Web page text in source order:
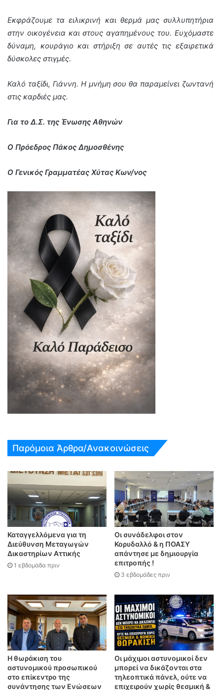
Εκφράζουμε τα ειλικρινή και θερμά μας συλλυπητήρια
στην οικογένεια και στους αγαπημένους του. Ευχόμαστε
δύναμη, κουράγιο και στήριξη σε αυτές τις εξαιρετικά
δύσκολες στιγμές.
Καλό ταξίδι, Γιάννη. Η μνήμη σου θα παραμείνει ζωντανή
στις καρδιές μας.
Για το Δ.Σ. της Ένωσης Αθηνών
Ο Πρόεδρος Πάκος Δημοσθένης
Ο Γενικός Γραμματέας Χύτας Κων/νος
Παρόμοια Άρθρα/Ανακοινώσεις
Καταγγελλόμενα για τη
Διεύθυνση Μεταγωγών
Δικαστηρίων Αττικής
1 εβδομάδα πριν
Οι συνάδελφοι στον
Κορυδαλλό & η ΠΟΑΣΥ
απάντησε με δημιουργία
επιτροπής !
3 εβδομάδες πριν
Η θωράκιση του
αστυνομικού προσωπικού
στο επίκεντρο της
συνάντησης των Ενώσεων
Οι μάχιμοι αστυνομικοί δεν
μπορεί να δικάζονται στα
τηλεοπτικά πάνελ, ούτε να
επιχειρούν χωρίς θεσμική &